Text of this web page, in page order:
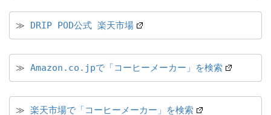
≫ DRIP POD公式 楽天市場
≫ Amazon.co.jpで「コーヒーメーカー」を検索
≫ 楽天市場で「コーヒーメーカー」を検索